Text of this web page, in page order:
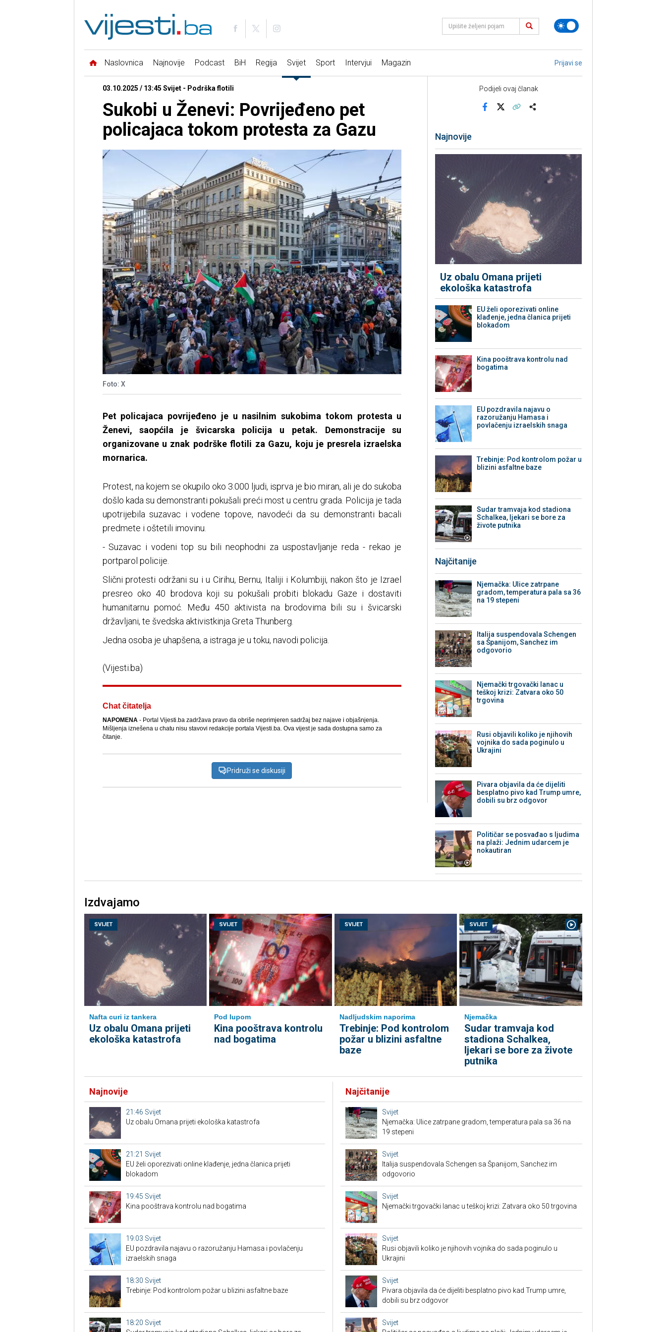
Naslovnica Najnovije Podcast BiH Regija Svijet Sport Intervjui Magazin Prijavi se
03.10.2025 / 13:45 Svijet - Podrška flotili
Sukobi u Ženevi: Povrijeđeno pet
policajaca tokom protesta za Gazu
Foto: X
Pet policajaca povrijeđeno je u nasilnim sukobima tokom protesta u
Ženevi, saopćila je švicarska policija u petak. Demonstracije su
organizovane u znak podrške flotili za Gazu, koju je presrela izraelska
mornarica.
Protest, na kojem se okupilo oko 3.000 ljudi, isprva je bio miran, ali je do sukoba
došlo kada su demonstranti pokušali preći most u centru grada. Policija je tada
upotrijebila suzavac i vodene topove, navodeći da su demonstranti bacali
predmete i oštetili imovinu.
- Suzavac i vodeni top su bili neophodni za uspostavljanje reda - rekao je
portparol policije.
Slični protesti održani su i u Cirihu, Bernu, Italiji i Kolumbiji, nakon što je Izrael
presreo oko 40 brodova koji su pokušali probiti blokadu Gaze i dostaviti
humanitarnu pomoć. Među 450 aktivista na brodovima bili su i švicarski
državljani, te švedska aktivistkinja Greta Thunberg.
Jedna osoba je uhapšena, a istraga je u toku, navodi policija.
(Vijesti.ba)
Chat čitatelja
NAPOMENA- Portal Vijesti.ba zadržava pravo da obriše neprimjeren sadržaj bez najave i objašnjenja.
Mišljenja iznešena u chatu nisu stavovi redakcije portala Vijesti.ba. Ova vijest je sada dostupna samo za
čitanje.
Pridruži se diskusiji
Podijeli ovaj članak
Najnovije
Uz obalu Omana prijeti
ekološka katastrofa
EU želi oporezivati online
klađenje, jedna članica prijeti
blokadom
Kina pooštrava kontrolu nad
bogatima
EU pozdravila najavu o
razoružanju Hamasa i
povlačenju izraelskih snaga
Trebinje: Pod kontrolom požar u
blizini asfaltne baze
Sudar tramvaja kod stadiona
Schalkea, ljekari se bore za
živote putnika
Najčitanije
Njemačka: Ulice zatrpane
gradom, temperatura pala sa 36
na 19 stepeni
Italija suspendovala Schengen
sa Španijom, Sanchez im
odgovorio
Njemački trgovački lanac u
teškoj krizi: Zatvara oko 50
trgovina
Rusi objavili koliko je njihovih
vojnika do sada poginulo u
Ukrajini
Pivara objavila da će dijeliti
besplatno pivo kad Trump umre,
dobili su brz odgovor
Političar se posvađao s ljudima
na plaži: Jednim udarcem je
nokautiran
Izdvajamo
SVIJET
Nafta curi iz tankera
Uz obalu Omana prijeti
ekološka katastrofa
SVIJET
Pod lupom
Kina pooštrava kontrolu
nad bogatima
SVIJET
Nadljudskim naporima
Trebinje: Pod kontrolom
požar u blizini asfaltne
baze
SVIJET
Njemačka
Sudar tramvaja kod
stadiona Schalkea,
ljekari se bore za živote
putnika
Najnovije
21:46 Svijet
Uz obalu Omana prijeti ekološka katastrofa
21:21 Svijet
EU želi oporezivati online klađenje, jedna članica prijeti
blokadom
19:45 Svijet
Kina pooštrava kontrolu nad bogatima
19:03 Svijet
EU pozdravila najavu o razoružanju Hamasa i povlačenju
izraelskih snaga
18:30 Svijet
Trebinje: Pod kontrolom požar u blizini asfaltne baze
18:20 Svijet
Najčitanije
Svijet
Njemačka: Ulice zatrpane gradom, temperatura pala sa 36 na
19 stepeni
Svijet
Italija suspendovala Schengen sa Španijom, Sanchez im
odgovorio
Svijet
Njemački trgovački lanac u teškoj krizi: Zatvara oko 50 trgovina
Svijet
Rusi objavili koliko je njihovih vojnika do sada poginulo u
Ukrajini
Svijet
Pivara objavila da će dijeliti besplatno pivo kad Trump umre,
dobili su brz odgovor
Svijet